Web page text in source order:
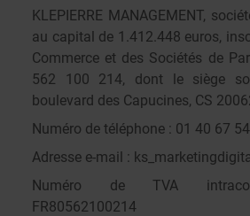
KLEPIERRE MANAGEMENT,
au capital de 1.412.448 euros,
Commerce et des Sociétés de
562 100 214, dont le siège
boulevard des Capucines, CS
Numéro de téléphone : 01 40 67
Adresse e-mail :
Numéro de TVA
FR80562100214